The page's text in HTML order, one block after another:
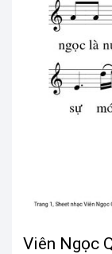
Viên Ngọc